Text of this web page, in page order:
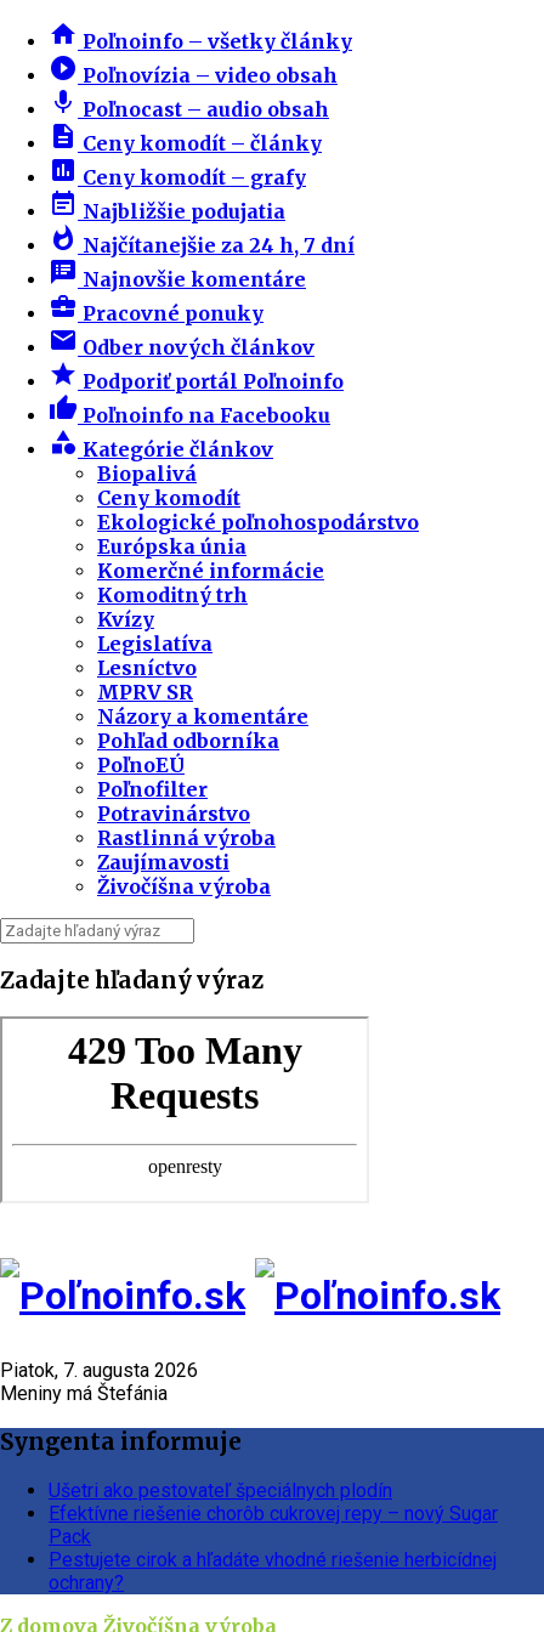
home Poľnoinfo – všetky články
play_circle_filled Poľnovízia – video obsah
mic Poľnocast – audio obsah
description Ceny komodít – články
insert_chart Ceny komodít – grafy
event_note Najbližšie podujatia
whatshot Najčítanejšie za 24 h, 7 dní
speaker_notes Najnovšie komentáre
business_center Pracovné ponuky
email Odber nových článkov
star Podporiť portál Poľnoinfo
thumb_up Poľnoinfo na Facebooku
category Kategórie článkov
Biopalivá
Ceny komodít
Ekologické poľnohospodárstvo
Európska únia
Komerčné informácie
Komoditný trh
Kvízy
Legislatíva
Lesníctvo
MPRV SR
Názory a komentáre
Pohľad odborníka
PoľnoEÚ
Poľnofilter
Potravinárstvo
Rastlinná výroba
Zaujímavosti
Živočíšna výroba
Zadajte hľadaný výraz
Piatok, 7. augusta 2026
Meniny má Štefánia
Syngenta informuje
Ušetri ako pestovateľ špeciálnych plodín
Efektívne riešenie chorôb cukrovej repy – nový Sugar
Pack
Pestujete cirok a hľadáte vhodné riešenie herbicídnej
ochrany?
Z domova Živočíšna výroba